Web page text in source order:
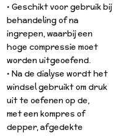
• Geschikt voor gebruik bij
behandeling of na
ingrepen, waarbij een
hoge compressie moet
worden uitgeoefend.
• Na de dialyse wordt het
windsel gebruikt om druk
uit te oefenen op de,
met een kompres of
depper, afgedekte